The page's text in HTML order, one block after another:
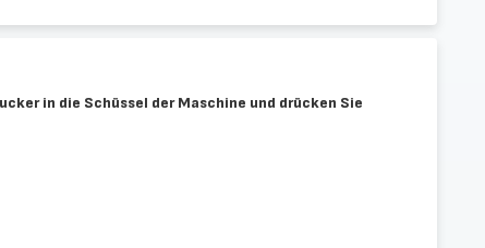
in die Schüssel der Maschine und drücken Sie